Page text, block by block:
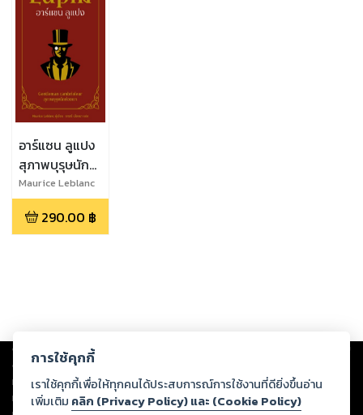
อาร์แซน ลูแปง
สุภาพบุรุษนัก
ย่องเบา
Maurice Leblanc
290.00 ฿
Copyright © 2026
ต่อผลงานหรือเนื้อหาใดที่อัปโหลดผ่านเว็บไซต์และปรากฏว่าละเมิดสิทธิใน
ทรัพย์สินทางปัญญาของบุคคลอื่นหรือขัดต่อกฎหมายและศีลธรรม ดังนั้น ผู้อ่าน
ทุกท่านโปรดใช้วิจารณญาณในการกลั่นกรองด้วยตนเอง และหากท่านพบว่าส่วน
การใช้คุกกี้
เราใช้คุกกี้เพื่อให้ทุกคนได้ประสบการณ์การใช้งานที่ดียิ่งขึ้นอ่าน
เพิ่มเติม คลิก (Privacy Policy) และ (Cookie Policy)